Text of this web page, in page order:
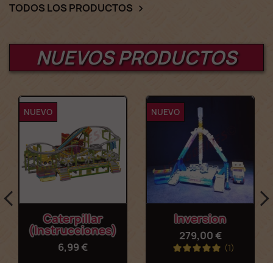
TODOS LOS PRODUCTOS 
NUEVOS PRODUCTOS
Caterpillar
(instrucciones)
6,99 €
NUEVO
Inversion
279,00 €
(1)
NUEVO